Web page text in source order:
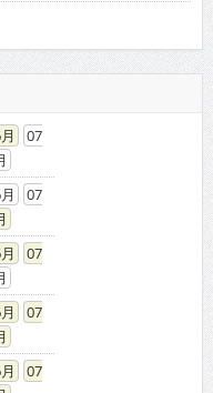
07
07
07
07
07